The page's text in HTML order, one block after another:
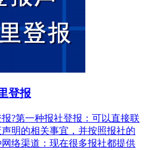
登报
?第一种报社登报：可以直接联
明的相关事宜，并按照报社的
络渠道：现在很多报社都提供